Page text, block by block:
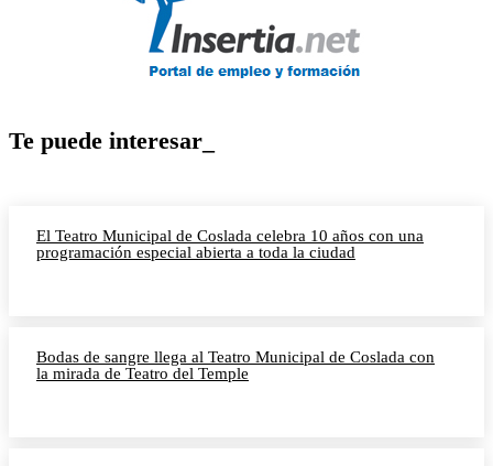
Te puede interesar_
El Teatro Municipal de Coslada celebra 10 años con una
programación especial abierta a toda la ciudad
Bodas de sangre llega al Teatro Municipal de Coslada con
la mirada de Teatro del Temple